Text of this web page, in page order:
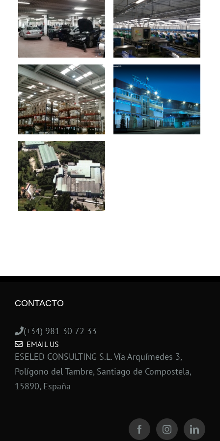
CONTACTO
(+34) 981 30 72 33
EMAIL US
ESELED CONSULTING S.L. Vía Arquímedes 3,
Polígono del Tambre, Santiago de Compostela,
15890, España